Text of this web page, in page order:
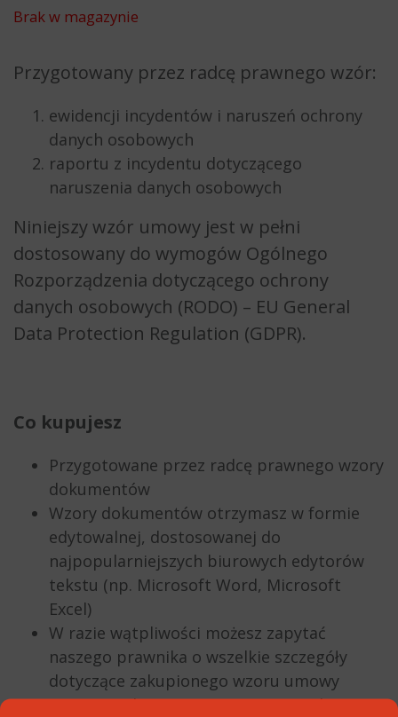
Brak w magazynie
Przygotowany przez radcę prawnego wzór:
ewidencji incydentów i naruszeń ochrony
danych osobowych
raportu z incydentu dotyczącego
naruszenia danych osobowych
Niniejszy wzór umowy jest w pełni
dostosowany do wymogów Ogólnego
Rozporządzenia dotyczącego ochrony
danych osobowych (RODO) – EU General
Data Protection Regulation (GDPR).
Co kupujesz
Przygotowane przez radcę prawnego wzory
dokumentów
Wzory dokumentów otrzymasz w formie
edytowalnej, dostosowanej do
najpopularniejszych biurowych edytorów
tekstu (np. Microsoft Word, Microsoft
Excel)
W razie wątpliwości możesz zapytać
naszego prawnika o wszelkie szczegóły
dotyczące zakupionego wzoru umowy
Wzory są obszerne i opisują wszystkie